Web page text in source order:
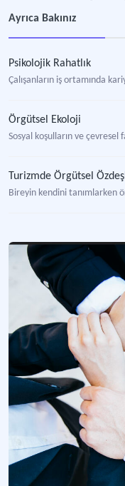
Ayrıca Bakınız
Psikolojik Rahatlık
Çalışanların iş ortamında
Örgütsel Ekoloji
Sosyal koşulların ve
Turizmde Örgütsel
Bireyin kendini tanımlarken